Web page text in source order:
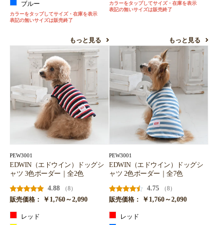
ブルー
カラーをタップしてサイズ・在庫を表示
表記の無いサイズは販売終了
もっと見る
カラーをタップしてサイズ・在庫を表示
表記の無いサイズは販売終了
もっと見る
PEW3001
EDWIN（エドウイン）ドッグシ
ャツ 3色ボーダー｜全2色
4.88
（8）
販売価格：
￥1,760～2,090
レッド
PEW3001
EDWIN（エドウイン）ドッグシ
ャツ 2色ボーダー｜全7色
4.75
（8）
販売価格：
￥1,760～2,090
レッド